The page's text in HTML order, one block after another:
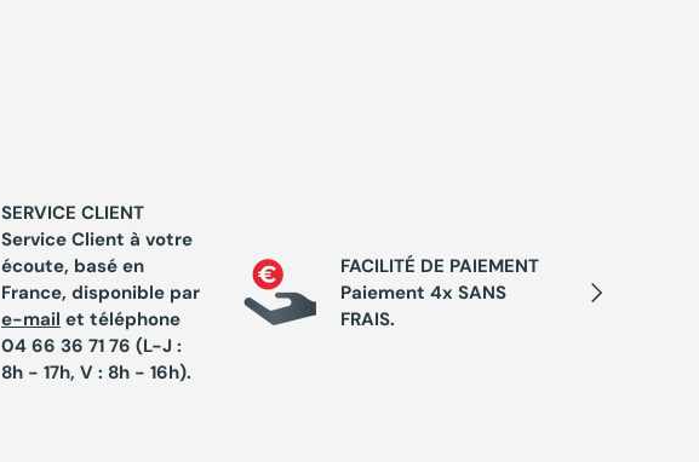
Suivant
SERVICE CLIENT
Service Client à votre
écoute, basé en
France, disponible par
e-mail et téléphone
04 66 36 71 76 (L-J :
8h - 17h, V : 8h - 16h).
FACILITÉ DE PAIEMENT
Paiement 4x SANS
FRAIS.